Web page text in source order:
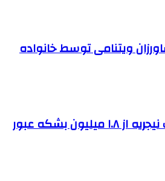
ویتنامی توسط خانواده
تولید روزانه نفت نیجریه از ۱.۸ میلیون بشکه عبور